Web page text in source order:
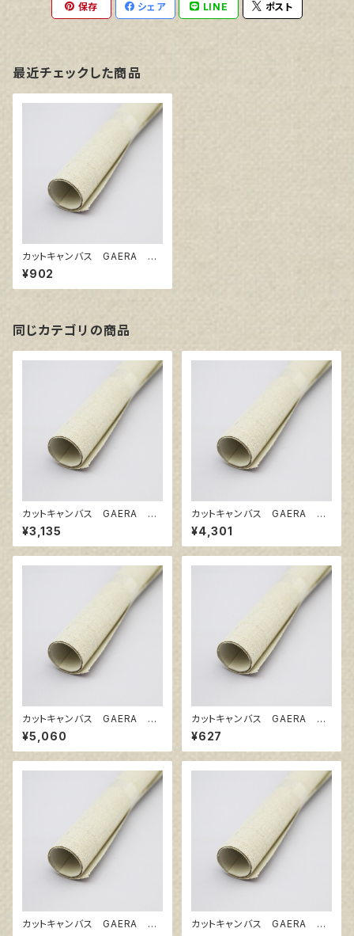
保存 シェア LINE ポスト
最近チェックした商品
カットキャンバス GAERA F
F6
¥902
同じカテゴリの商品
カットキャンバス GAERA F
F25
¥3,135
カットキャンバス GAERA F
F30
¥4,301
カットキャンバス GAERA F
F40
¥5,060
カットキャンバス GAERA F
F4
¥627
カットキャンバス GAERA F
カットキャンバス GAERA F